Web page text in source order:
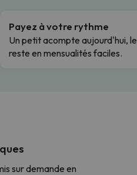
Payez à votre rythme
Un petit acompte aujourd'hui, le
reste en mensualités faciles.
sur demande en